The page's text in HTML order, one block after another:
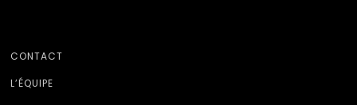
CONTACT
L’ÉQUIPE